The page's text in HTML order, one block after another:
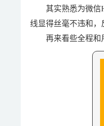
其实熟悉为微信
线显得丝毫不违和，
再来看些全程和用